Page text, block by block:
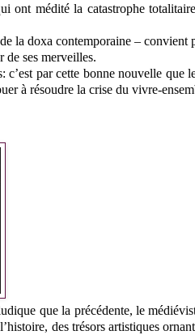
ont médité la catastrophe
la doxa contemporaine – convient
de ses merveilles.
par cette bonne nouvelle que
à résoudre la crise du vivre-
que la précédente, le
des trésors artistiques